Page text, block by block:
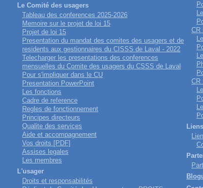
Le Comité des usagers
Tableau des conferences 2025-2026
Memoire sur le projet de loi 15
Projet de loi 15
Presentation du mandat des comites des usagers et de
residents aux gestionnaires du CISSS de Laval - 2022
Telecharger les presentations des conferences
mensuelles du Comite des usagers du CSSS de Laval
Pour s'impliquer dans le CU
Presentation PowerPoint
Les fonctions
Cadre de reference
Regles de fonctionnement
Principes directeurs
Qualite des services
Aide et accompagnement
Vos droits [PDF]
Assises legales
Les membres
L'usager
Droits et responsabilités
CR
CR